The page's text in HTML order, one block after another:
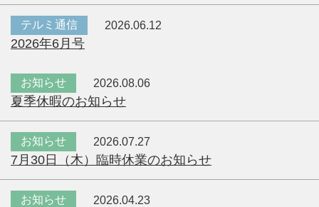
テルミ通信 2026.06.12
2026年6月号
お知らせ 2026.08.06
夏季休暇のお知らせ
お知らせ 2026.07.27
7月30日（木）臨時休業のお知らせ
お知らせ 2026.04.23